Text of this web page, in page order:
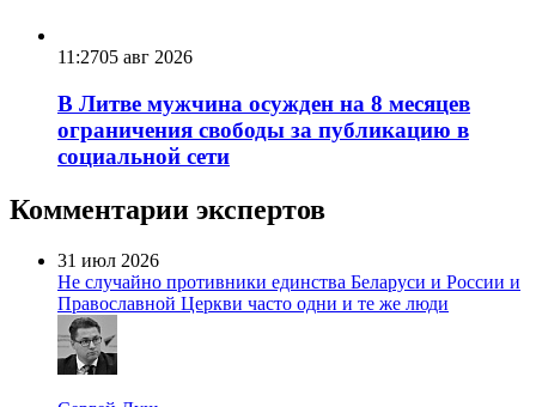
11:2705 авг 2026
В Литве мужчина осужден на 8 месяцев
ограничения свободы за публикацию в
социальной сети
Комментарии экспертов
31 июл 2026
Не случайно противники единства Беларуси и России и
Православной Церкви часто одни и те же люди